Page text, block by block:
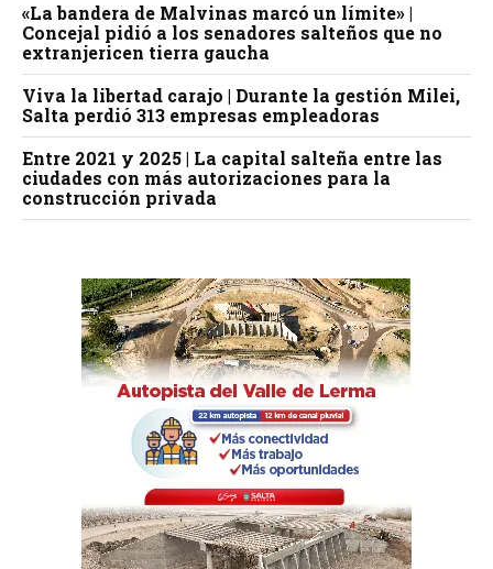
«La bandera de Malvinas marcó un límite» |
Concejal pidió a los senadores salteños que no
extranjericen tierra gaucha
Viva la libertad carajo | Durante la gestión Milei,
Salta perdió 313 empresas empleadoras
Entre 2021 y 2025 | La capital salteña entre las
ciudades con más autorizaciones para la
construcción privada